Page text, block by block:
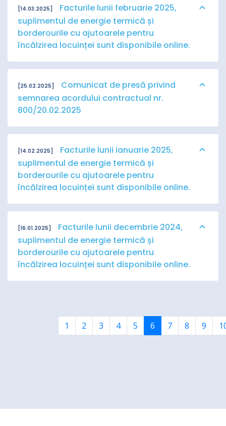
[14.03.2025]
Facturile lunii februarie 2025,
suplimentul de energie termică și
borderourile cu ajutoarele pentru
încălzirea locuinței sunt disponibile online.
[25.02.2025]
Comunicat de presă privind
semnarea acordului contractual nr.
800/20.02.2025
[14.02.2025]
Facturile lunii ianuarie 2025,
suplimentul de energie termică și
borderourile cu ajutoarele pentru
încălzirea locuinței sunt disponibile online.
[16.01.2025]
Facturile lunii decembrie 2024,
suplimentul de energie termică și
borderourile cu ajutoarele pentru
încălzirea locuinței sunt disponibile online.
1 2 3 4 5 6 (current)
7 8 9